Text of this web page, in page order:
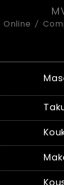
Online